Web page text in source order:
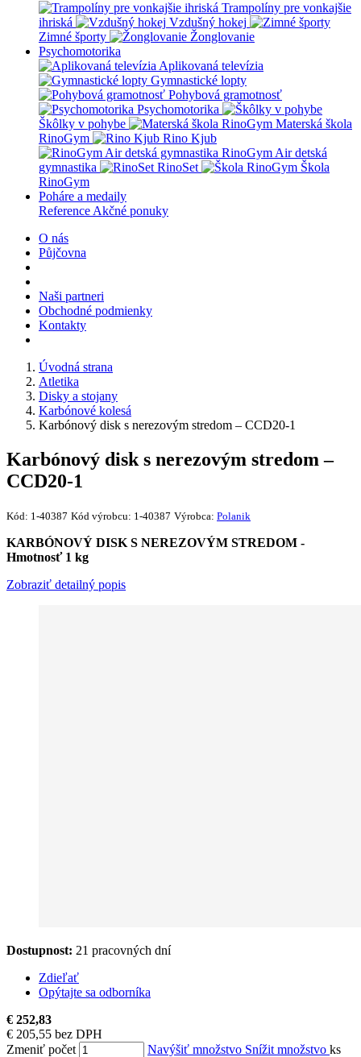
Trampolíny pre vonkajšie
ihriská
Vzdušný hokej
Zimné športy
Žonglovanie
Psychomotorika
Aplikovaná televízia
Gymnastické lopty
Pohybová gramotnosť
Psychomotorika
Škôlky v pohybe
Materská škola
RinoGym
Rino Kjub
RinoGym Air detská
gymnastika
RinoSet
Škola
RinoGym
Poháre a medaily
Reference Akčné ponuky
O nás
Půjčovna
Naši partneri
Obchodné podmienky
Kontakty
Úvodná strana
Atletika
Disky a stojany
Karbónové kolesá
Karbónový disk s nerezovým stredom – CCD20-1
Karbónový disk s nerezovým stredom –
CCD20-1
Kód: 1-40387 Kód výrobcu: 1-40387 Výrobca: Polanik
KARBÓNOVÝ DISK S NEREZOVÝM STREDOM -
Hmotnosť 1 kg
Zobraziť detailný popis
Dostupnost: 21 pracovných dní
Zdieľať
Opýtajte sa odborníka
€ 252,83
€ 205,55 bez DPH
Zmeniť počet
Navýšiť množstvo Snížit množstvo ks